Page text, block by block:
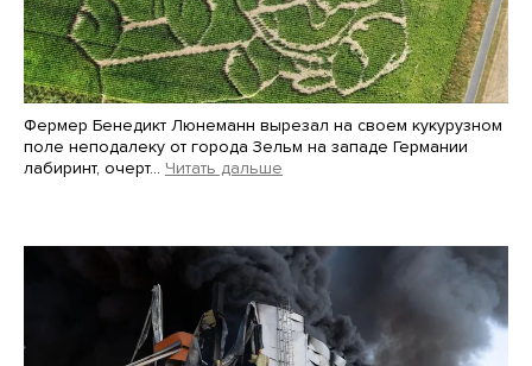
Фермер Бенедикт Люнеманн вырезал на своем кукурузном
поле неподалеку от города Зельм на западе Германии
лабиринт, очерт… Читать дальше